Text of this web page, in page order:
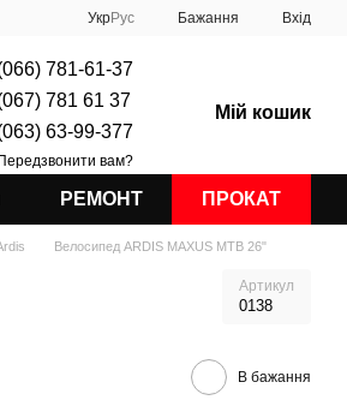
УкрРус Бажання Вхід
781-61-37
781 61 37
63-99-377
вам?
Мій кошик
РЕМОНТ ПРОКАТ
Велосипед ARDIS MAXUS MTB 26"
Артикул
0138
В бажання